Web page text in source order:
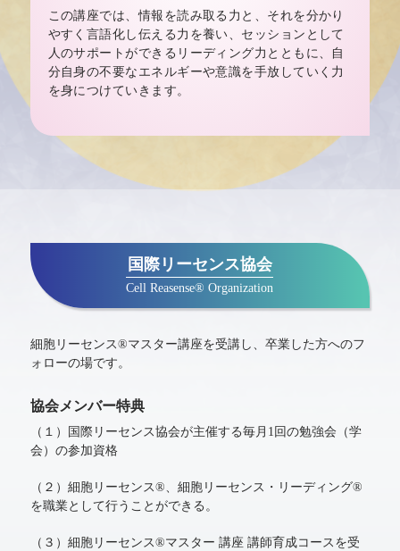
この講座では、情報を読み取る力と、それを分かり
やすく言語化し伝える力を養い、 セッションとして
人のサポートができるリーディング力とともに、
自
分自身の不要なエネルギーや意識を手放していく力
を身につけていきます。
国際リーセンス協会
Cell Reasense® Organization
細胞リーセンス®マスター講座を受講し、卒業した方へのフ
ォローの場です。
協会メンバー特典
（１）国際リーセンス協会が主催する毎月1回の勉強会（学
会）の参加資格
（２）細胞リーセンス®、細胞リーセンス・リーディング®
を職業として行うことができる。
（３）細胞リーセンス®マスター 講座 講師育成コースを受